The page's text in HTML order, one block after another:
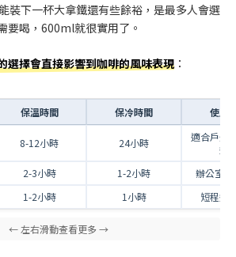
裝下一杯大拿鐵還有些餘裕，是最多人會選
要喝，600ml就很實用了。
選擇會直接影響到咖啡的風味表現 ：
保溫時間 保冷時間 使用
8-12小時 24小時
適合戶外
通
2-3小時 1-2小時
辦公室
1-2小時 1小時 短程通